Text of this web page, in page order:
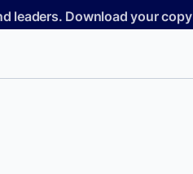
leaders. Download your copy